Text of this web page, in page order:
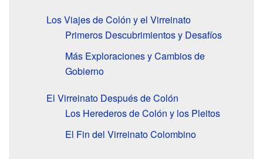
Los Viajes de Colón y el Virreinato
Primeros Descubrimientos y Desafíos
Más Exploraciones y Cambios de
Gobierno
El Virreinato Después de Colón
Los Herederos de Colón y los Pleitos
El Fin del Virreinato Colombino